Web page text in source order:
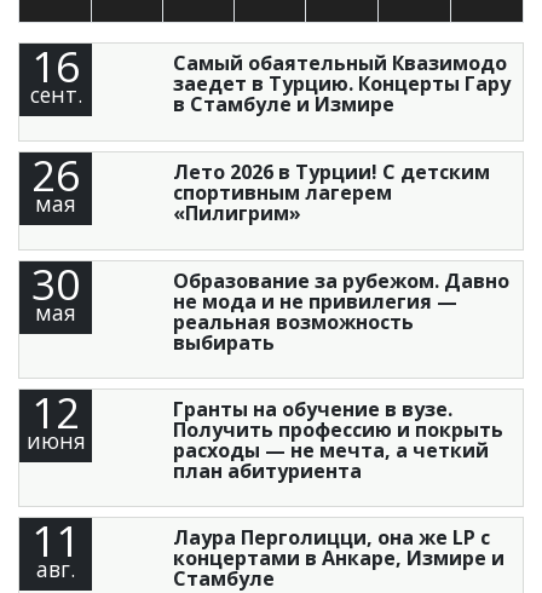
16
сент.
Самый обаятельный Квазимодо
заедет в Турцию. Концерты Гару
в Стамбуле и Измире
26
мая
Лето 2026 в Турции! С детским
спортивным лагерем
«Пилигрим»
30
мая
Образование за рубежом. Давно
не мода и не привилегия —
реальная возможность
выбирать
12
июня
Гранты на обучение в вузе.
Получить профессию и покрыть
расходы — не мечта, а четкий
план абитуриента
11
авг.
Лаура Перголицци, она же LP с
концертами в Анкаре, Измире и
Стамбуле